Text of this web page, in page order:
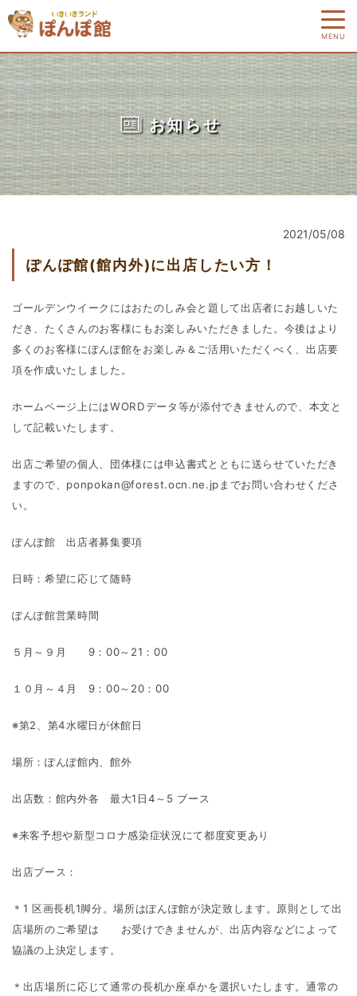
MENU
お知らせ
2021/05/08
ぽんぽ館(館内外)に出店したい方！
ゴールデンウイークにはおたのしみ会と題して出店者にお越しいた
だき、たくさんのお客様にもお楽しみいただきました。今後はより
多くのお客様にぽんぽ館をお楽しみ＆ご活用いただくべく、出店要
項を作成いたしました。
ホームページ上にはWORDデータ等が添付できませんので、本文と
して記載いたします。
出店ご希望の個人、団体様には申込書式とともに送らせていただき
ますので、ponpokan@forest.ocn.ne.jpまでお問い合わせくださ
い。
ぽんぽ館 出店者募集要項
日時：希望に応じて随時
ぽんぽ館営業時間
５月～９月 9：00～21：00
１０月～４月 9：00～20：00
※第2、第4水曜日が休館日
場所：ぽんぽ館内、館外
出店数：館内外各 最大1日4～5 ブース
※来客予想や新型コロナ感染症状況にて都度変更あり
出店ブース：
＊1 区画長机1脚分。場所はぽんぽ館が決定致します。原則として出
店場所のご希望は お受けできませんが、出店内容などによって
協議の上決定します。
＊出店場所に応じて通常の長机か座卓かを選択いたします。通常の